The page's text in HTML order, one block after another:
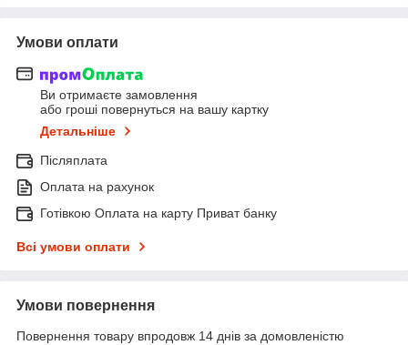
Умови оплати
Ви отримаєте замовлення
або гроші повернуться на вашу картку
Детальніше
Післяплата
Оплата на рахунок
Готівкою Оплата на карту Приват банку
Всі умови оплати
Умови повернення
Повернення товару впродовж 14 днів за домовленістю